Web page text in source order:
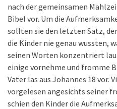
nach der gemeinsamen
Bibel vor. Um die
sollten sie den letzten Satz,
die Kinder nie genau wussten,
seinen Worten konzentriert
einige vornehme und fromme
Vater las aus Johannes 18 vor.
vorgelesen angesichts seiner
schien den Kinder die